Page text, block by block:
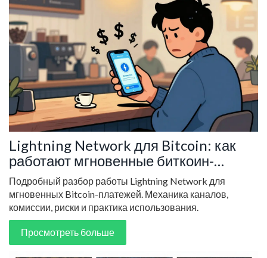
Lightning Network для Bitcoin: как
работают мгновенные биткоин-
платежи
Подробный разбор работы Lightning Network для
мгновенных Bitcoin-платежей. Механика каналов,
комиссии, риски и практика использования.
Просмотреть больше